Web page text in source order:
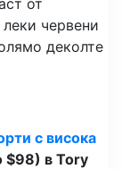
червени
деколте
с висока
$98) в Tory